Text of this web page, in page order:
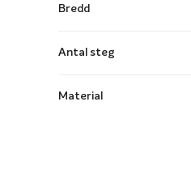
Bredd
Antal steg
Material